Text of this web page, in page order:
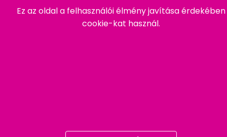
szakértőként ajánlom a 20 cikket és bővítményt.
Ez az oldal a felhasználói élmény javítása érdekében
cookie-kat használ.